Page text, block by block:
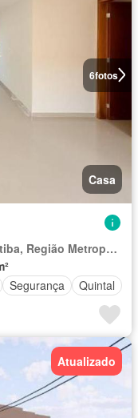
6fotos
Casa
Região Geográfica Imediata de Curitiba, Região Metropolitana de Curitiba
Segurança Quintal
Atualizado